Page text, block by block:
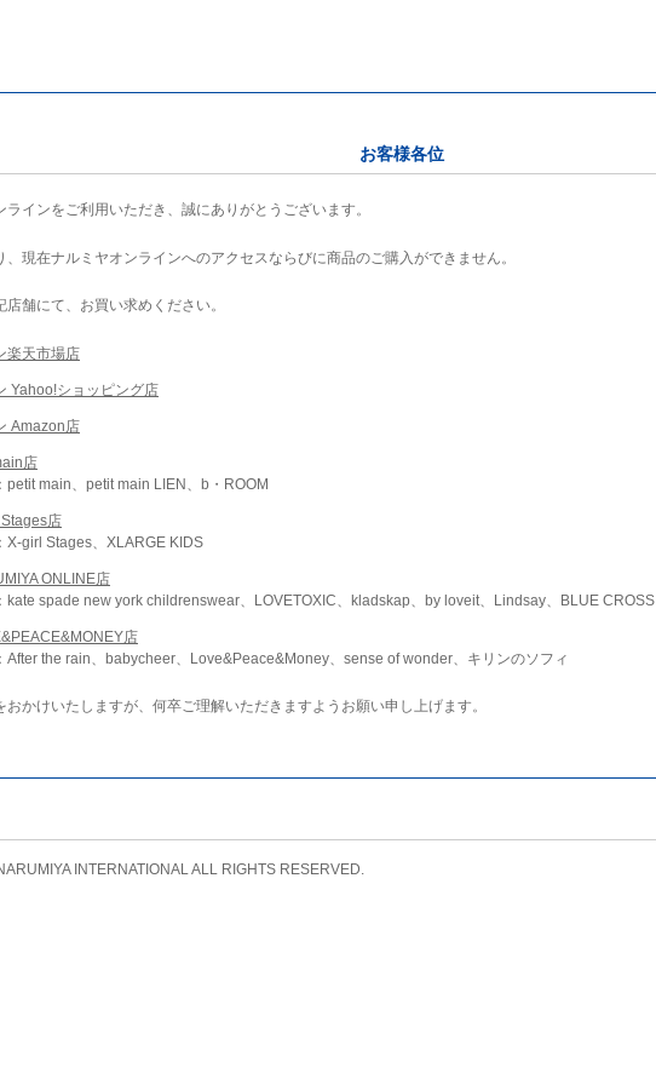
お客様各位
ラインをご利用いただき、誠にありがとうございます。
、現在ナルミヤオンラインへのアクセスならびに商品のご購入ができません。
舗にて、お買い求めください。
楽天市場店
Yahoo!ショッピング店
Amazon店
店
petit main、petit main LIEN、b・ROOM
店
X-girl Stages、XLARGE KIDS
ONLINE店
kate spade new york childrenswear、LOVETOXIC、kladskap、by loveit、Lindsay、BLUE CROSS
店
After the rain、babycheer、Love&Peace&Money、sense of wonder、キリンのソフィ
おかけいたしますが、何卒ご理解いただきますようお願い申し上げます。